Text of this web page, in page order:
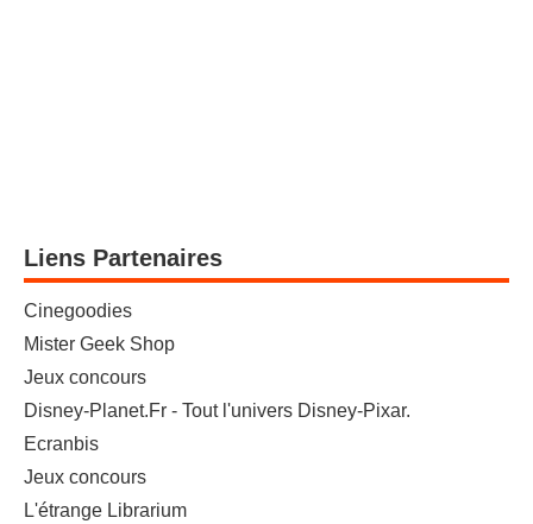
Liens Partenaires
Cinegoodies
Mister Geek Shop
Jeux concours
Disney-Planet.Fr - Tout l'univers Disney-Pixar.
Ecranbis
Jeux concours
L'étrange Librarium